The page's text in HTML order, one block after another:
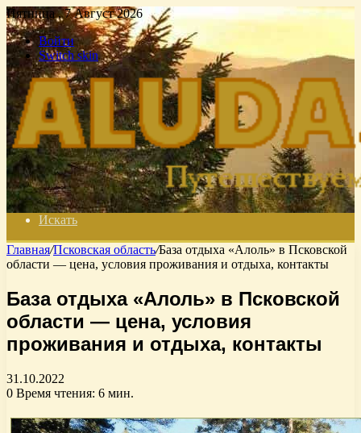
Пятница , 7 Август 2026
Войти
Switch skin
Искать
Главная/Псковская область/База отдыха «Алоль» в Псковской
области — цена, условия проживания и отдыха, контакты
База отдыха «Алоль» в Псковской
области — цена, условия
проживания и отдыха, контакты
31.10.2022
0 Время чтения: 6 мин.